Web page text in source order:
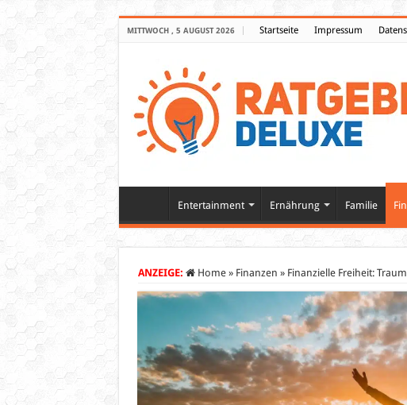
MITTWOCH , 5 AUGUST 2026 Startseite Impressum
Entertainment Ernährung Familie
ANZEIGE: Home » Finanzen » Finanzielle Freiheit: